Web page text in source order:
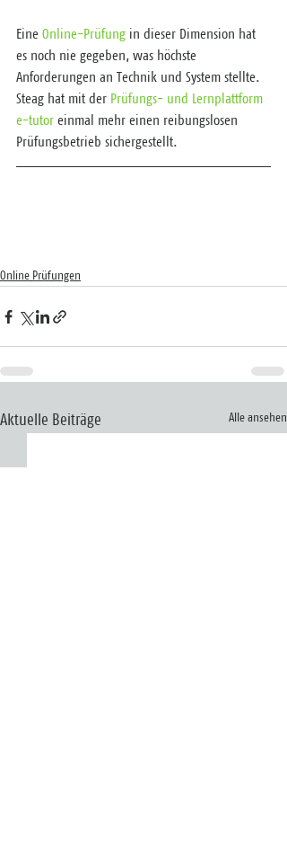
Eine Online-Prüfung in dieser Dimension hat
es noch nie gegeben, was höchste
Anforderungen an Technik und System stellte.
Steag hat mit der Prüfungs- und Lernplattform
e-tutor einmal mehr einen reibungslosen
Prüfungsbetrieb sichergestellt.
Online Prüfungen
Aktuelle Beiträge Alle ansehen